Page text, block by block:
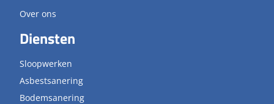
Over ons
Diensten
Sloopwerken
Asbestsanering
Bodemsanering